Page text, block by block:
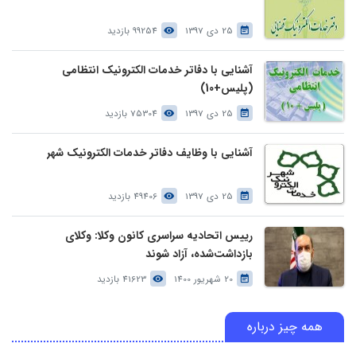
25 دی 1397 99254 بازدید
آشنایی با دفاتر خدمات الکترونیک انتظامی
(پلیس+10)
25 دی 1397 75304 بازدید
آشنایی با وظایف دفاتر خدمات الکترونیک شهر
25 دی 1397 49406 بازدید
رییس اتحادیه سراسری کانون وکلا: وکلای
بازداشت‌شده، آزاد شوند
20 شهریور 1400 41623 بازدید
همه چیز درباره